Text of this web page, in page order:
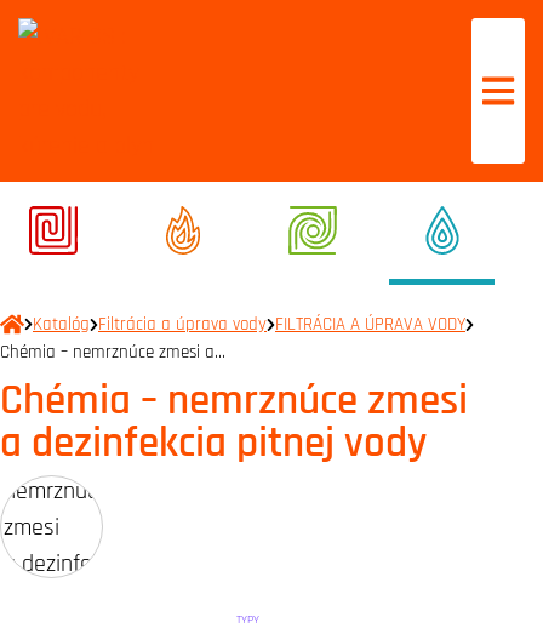
Katalóg Filtrácia a úprava vody FILTRÁCIA A ÚPRAVA VODY
Chémia – nemrznúce zmesi a…
Chémia – nemrznúce zmesi
a dezinfekcia pitnej vody
TYPY